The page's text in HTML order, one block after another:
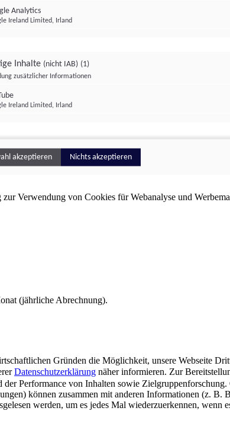
Verwendung von Cookies für Webanalyse und
(jährliche Abrechnung).
Gründen die Möglichkeit, unsere Webseite
Datenschutzerklärung näher informieren. Zur
Performance von Inhalten sowie
können zusammen mit anderen Informationen (z.
werden, um es jedes Mal wiederzuerkennen,
Analytics
Ireland Limited, Irland
Inhalte (nicht IAB) (1)
zusätzlicher Informationen
Ireland Limited, Irland
akzeptieren Nichts akzeptieren